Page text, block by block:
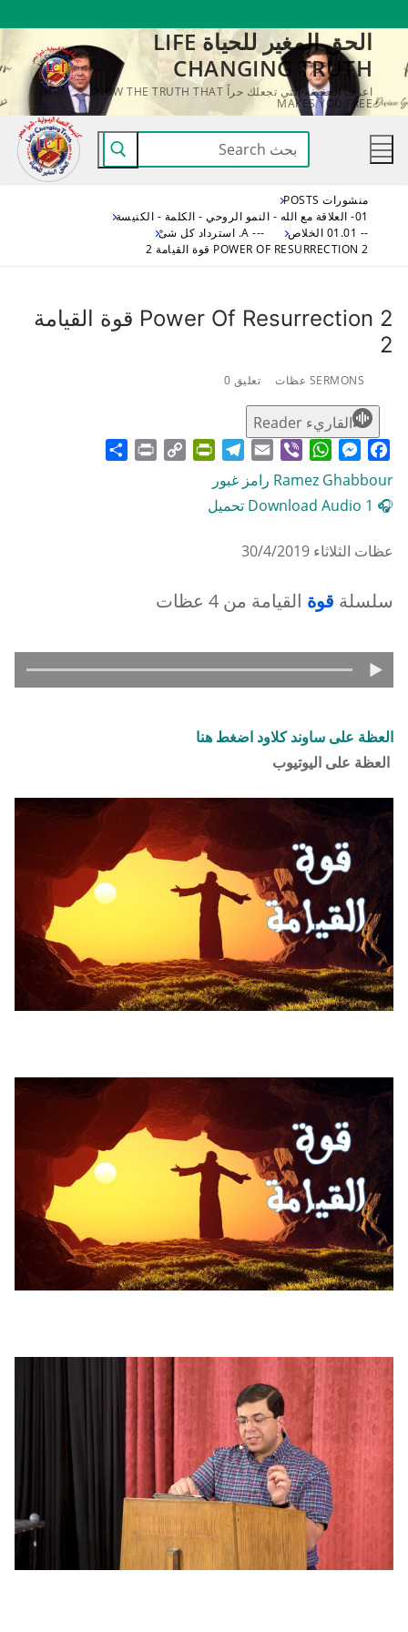
المحتوى
الحق المغير للحياة LIFE
CHANGING TRUTH
اعرف الحقيقة التي تجعلك حراً KNOW THE TRUTH THAT
MAKES YOU FREE
البحث
عن:
منشورات POSTS
01- العلاقة مع الله - النمو الروحي - الكلمة - الكنيسة
-- 01.01 الخلاص
--- A. استرداد كل شىْ
2 POWER OF RESURRECTION قوة القيامة 2
2 Power Of Resurrection قوة القيامة
2
SERMONS عظات تعليق 0
القاريء Reader
Facebook
Messenger
WhatsApp
Viber
Email
Telegram
PrintFriendly
Copy
Print
Ramez Ghabbour رامز غبور
🎧 Download Audio 1 تحميل
عظات الثلاثاء 30/4/2019
سلسلة قوة القيامة من 4 عظات
العظة على ساوند كلاود اضغط هنا
العظة على اليوتيوب